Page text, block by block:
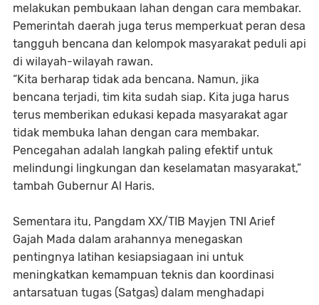
melakukan pembukaan lahan dengan cara membakar.
Pemerintah daerah juga terus memperkuat peran desa
tangguh bencana dan kelompok masyarakat peduli api
di wilayah-wilayah rawan.
“Kita berharap tidak ada bencana. Namun, jika
bencana terjadi, tim kita sudah siap. Kita juga harus
terus memberikan edukasi kepada masyarakat agar
tidak membuka lahan dengan cara membakar.
Pencegahan adalah langkah paling efektif untuk
melindungi lingkungan dan keselamatan masyarakat,”
tambah Gubernur Al Haris.
Sementara itu, Pangdam XX/TIB Mayjen TNI Arief
Gajah Mada dalam arahannya menegaskan
pentingnya latihan kesiapsiagaan ini untuk
meningkatkan kemampuan teknis dan koordinasi
antarsatuan tugas (Satgas) dalam menghadapi